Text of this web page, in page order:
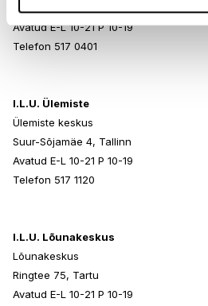
Paldiski mnt 102, Tallinn
Avatud E-L 10-21 P 10-19
Telefon 517 0401
I.L.U. Ülemiste
Ülemiste keskus
Suur-Sõjamäe 4, Tallinn
Avatud E-L 10-21 P 10-19
Telefon 517 1120
I.L.U. Lõunakeskus
Lõunakeskus
Ringtee 75, Tartu
Avatud E-L 10-21 P 10-19